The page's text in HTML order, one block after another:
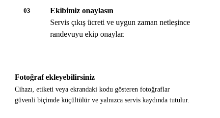
03
Ekibimiz onaylasın
Servis çıkış ücreti ve uygun zaman netleşince
randevuyu ekip onaylar.
Fotoğraf ekleyebilirsiniz
Cihazı, etiketi veya ekrandaki kodu gösteren fotoğraflar
güvenli biçimde küçültülür ve yalnızca servis kaydında tutulur.